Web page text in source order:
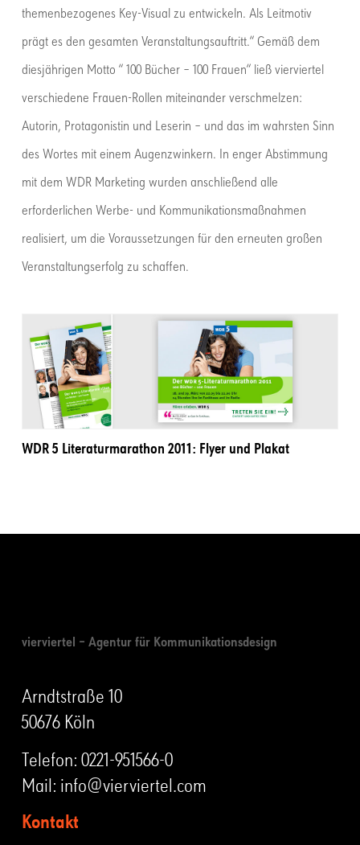
themenbezogenes Key-Visual zu entwickeln. Als Leitmotiv
prägt es den gesamten Veranstaltungsauftritt.“ Gemäß dem
diesjährigen Motto “ 100 Bücher – 100 Frauen“ ließ vierviertel
verschiedene Frauen-Rollen miteinander verschmelzen:
Autorin, Protagonistin und Leserin – und das im wahrsten Sinn
des Wortes mit einem Augenzwinkern. In enger Abstimmung
mit dem WDR Marketing wurden anschließend alle
erforderlichen Werbe- und Kommunikationsmaßnahmen
realisiert, um die Voraussetzungen für den erneuten großen
Veranstaltungserfolg zu schaffen.
WDR 5 Literaturmarathon 2011: Flyer und Plakat
vierviertel – Agentur für Kommunikationsdesign
Arndtstraße 10
50676 Köln
Telefon:0221-951566-0
Mail: info@vierviertel.com
Kontakt